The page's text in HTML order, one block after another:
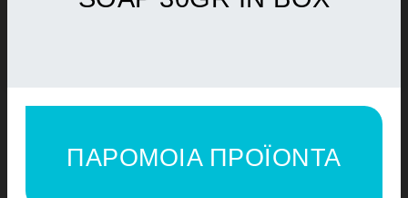
ΠΑΡΟΜΟΙΑ ΠΡΟΪΟΝΤΑ